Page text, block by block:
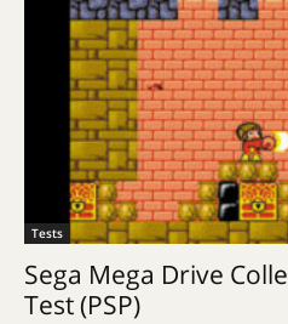
Tests
Sega Mega Drive
Test (PSP)